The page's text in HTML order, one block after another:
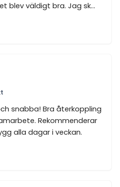
blev väldigt bra. Jag sk...
snabba! Bra återkoppling
Rekommenderar
alla dagar i veckan.